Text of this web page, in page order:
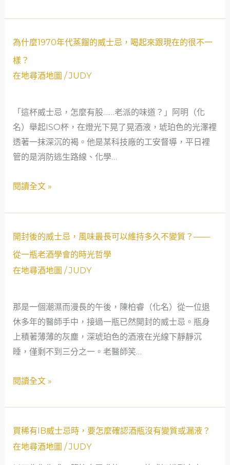
老
廠
的
烤」
滋
味
越
越
見？
為什麼1970年代蒸餾的威士忌，喝起來跟現在的很不一
樣？
在地尋酒地圖 /JUDY
「這杯威士忌，怎麼有股……老派的味道？」阿明（化
名）舉起ISO杯，在燈光下晃了晃酒液，琥珀色的光澤裡
透著一抹深沉的褐。他是某科技廠的工安督導，平日裡
管的是消防逃生路線、化學…
為
1970
代
蒸
餾
的
士
起
跟
現
的
很
不
一
閱讀全文 »
開封後的威士忌，風味最長可以維持多久不變質？——
從一瓶老酒學會的時光哲學
在地尋酒地圖 /JUDY
那是一個潮濕而漫長的午後，陳柏睿（化名）從一位退
休多年的醫師手中，接過一瓶已然開封的威士忌。瓶身
上積著薄薄的灰塵，深琥珀色的酒液在光線下靜靜沉
睡，僅剩不到三分之一。老醫師笑…
開
後
的
士
忌，
風
味
長
維
持
閱讀全文 »
買稀有IB威士忌時，要怎麼確認酒瓶沒有變質或漏液？
在地尋酒地圖 /JUDY
買
稀